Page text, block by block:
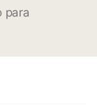
para